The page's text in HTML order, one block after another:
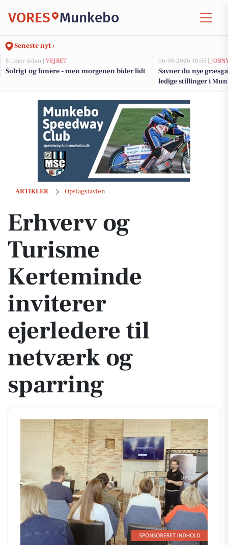
VORES Munkebo
Seneste nyt ›
8 timer siden | VEJRET
Solrigt og lunere - men morgenen bider lidt
06-08-2026 10:55 |
Savner du nye
ledige stillinger i
ARTIKLER Opslagstavlen
Erhverv og Turisme Kerteminde inviterer ejerledere til netværk og
Erhverv og
Turisme
Kerteminde
inviterer
ejerledere til
netværk og
sparring